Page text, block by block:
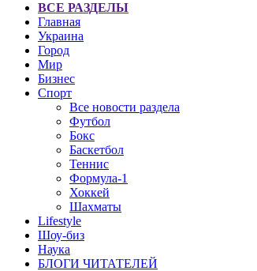
ВСЕ РАЗДЕЛЫ
Главная
Украина
Город
Мир
Бизнес
Спорт
Все новости раздела
Футбол
Бокс
Баскетбол
Теннис
Формула-1
Хоккей
Шахматы
Lifestyle
Шоу-биз
Наука
БЛОГИ ЧИТАТЕЛЕЙ